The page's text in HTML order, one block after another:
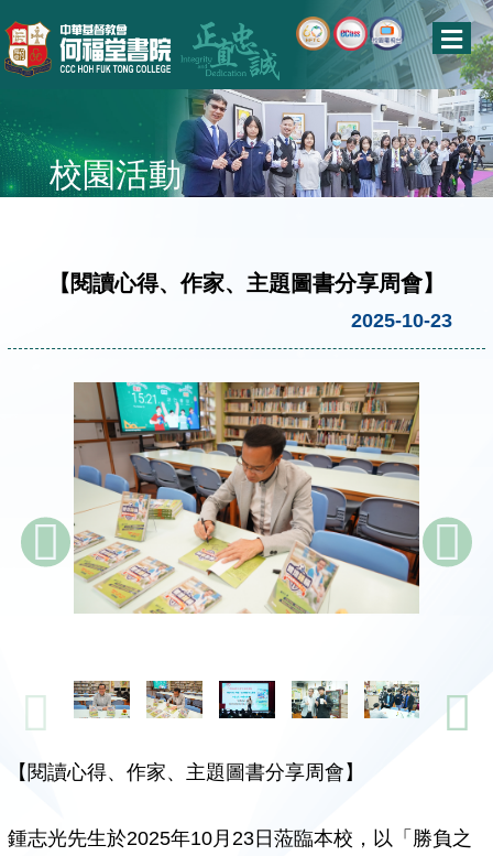
校園活動
【閱讀心得、作家、主題圖書分享周會】
2025-10-23
【閱讀心得、作家、主題圖書分享周會】
鍾志光先生於2025年10月23日蒞臨本校，以「勝負之